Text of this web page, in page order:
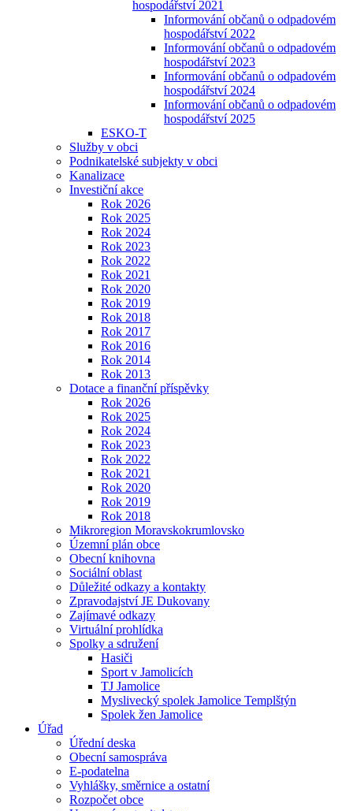
hospodářství 2021
Informování občanů o odpadovém
hospodářství 2022
Informování občanů o odpadovém
hospodářství 2023
Informování občanů o odpadovém
hospodářství 2024
Informování občanů o odpadovém
hospodářství 2025
ESKO-T
Služby v obci
Podnikatelské subjekty v obci
Kanalizace
Investiční akce
Rok 2026
Rok 2025
Rok 2024
Rok 2023
Rok 2022
Rok 2021
Rok 2020
Rok 2019
Rok 2018
Rok 2017
Rok 2016
Rok 2014
Rok 2013
Dotace a finanční příspěvky
Rok 2026
Rok 2025
Rok 2024
Rok 2023
Rok 2022
Rok 2021
Rok 2020
Rok 2019
Rok 2018
Mikroregion Moravskokrumlovsko
Územní plán obce
Obecní knihovna
Sociální oblast
Důležité odkazy a kontakty
Zpravodajství JE Dukovany
Zajímavé odkazy
Virtuální prohlídka
Spolky a sdružení
Hasiči
Sport v Jamolicích
TJ Jamolice
Myslivecký spolek Jamolice Templštýn
Spolek žen Jamolice
Úřad
Úřední deska
Obecní samospráva
E-podatelna
Vyhlášky, směrnice a ostatní
Rozpočet obce